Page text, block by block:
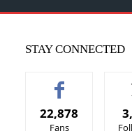
STAY CONNECTED
22,878
Fans